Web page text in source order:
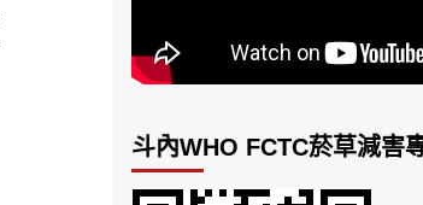
斗內WHO FCTC菸草減害